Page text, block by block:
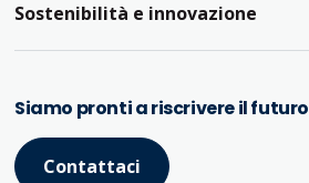
Fotovoltaico e agrivoltaico
Caldaie a biomassa
Sostenibilità e innovazione
Formazione
Tool digitali
Siamo pronti a riscrivere il futuro
Contattaci